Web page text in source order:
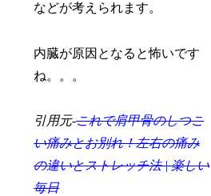
などが考えられます。
内臓が原因となると怖いです
ね。。。
引用元-これで肩甲骨のしつこ
い痛みとお別れ！左右の痛み
の違いとストレッチ法 | 楽しい
毎日